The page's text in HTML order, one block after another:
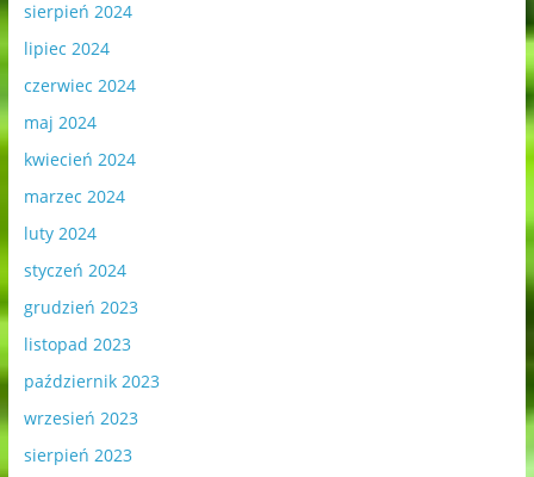
sierpień 2024
lipiec 2024
czerwiec 2024
maj 2024
kwiecień 2024
marzec 2024
luty 2024
styczeń 2024
grudzień 2023
listopad 2023
październik 2023
wrzesień 2023
sierpień 2023